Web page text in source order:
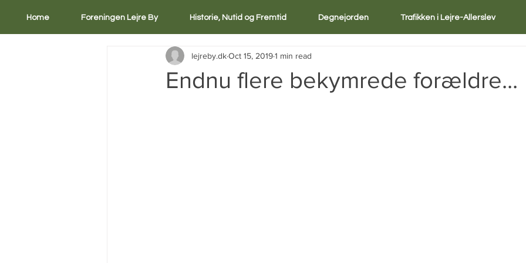
Home Foreningen Lejre By Historie, Nutid og Fremtid Degnejorden Trafikken i Lejre-Allerslev
Endnu flere bekymrede forældre...
lejreby.dkOct 15, 20191 min read